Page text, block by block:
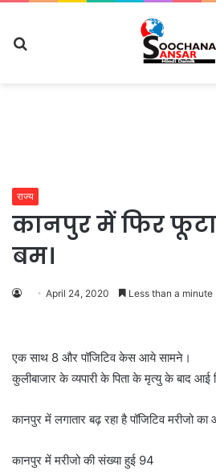
राज्य
कानपुर में फिर फूटा
बम।
April 24, 2020 Less than a minute
एक साथ 8 और पॉजिटिव केस आये सामने।
कुलीबाजार के व्यपारी के पिता के मृत्यु के बाद आई
कानपुर में लगातार बढ़ रहा है पॉजिटिव मरीजो
कानपुर में मरीजो की संख्या हुई 94